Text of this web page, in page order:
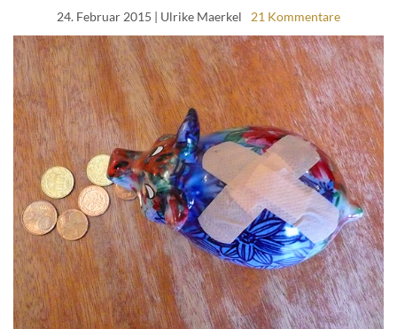
24. Februar 2015 | Ulrike Maerkel 21 Kommentare